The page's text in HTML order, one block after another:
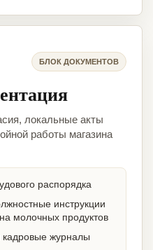
БЛОК ДОКУМЕНТОВ
локальные акты
работы магазина
распорядка
инструкции
молочных продуктов
кадровые журналы